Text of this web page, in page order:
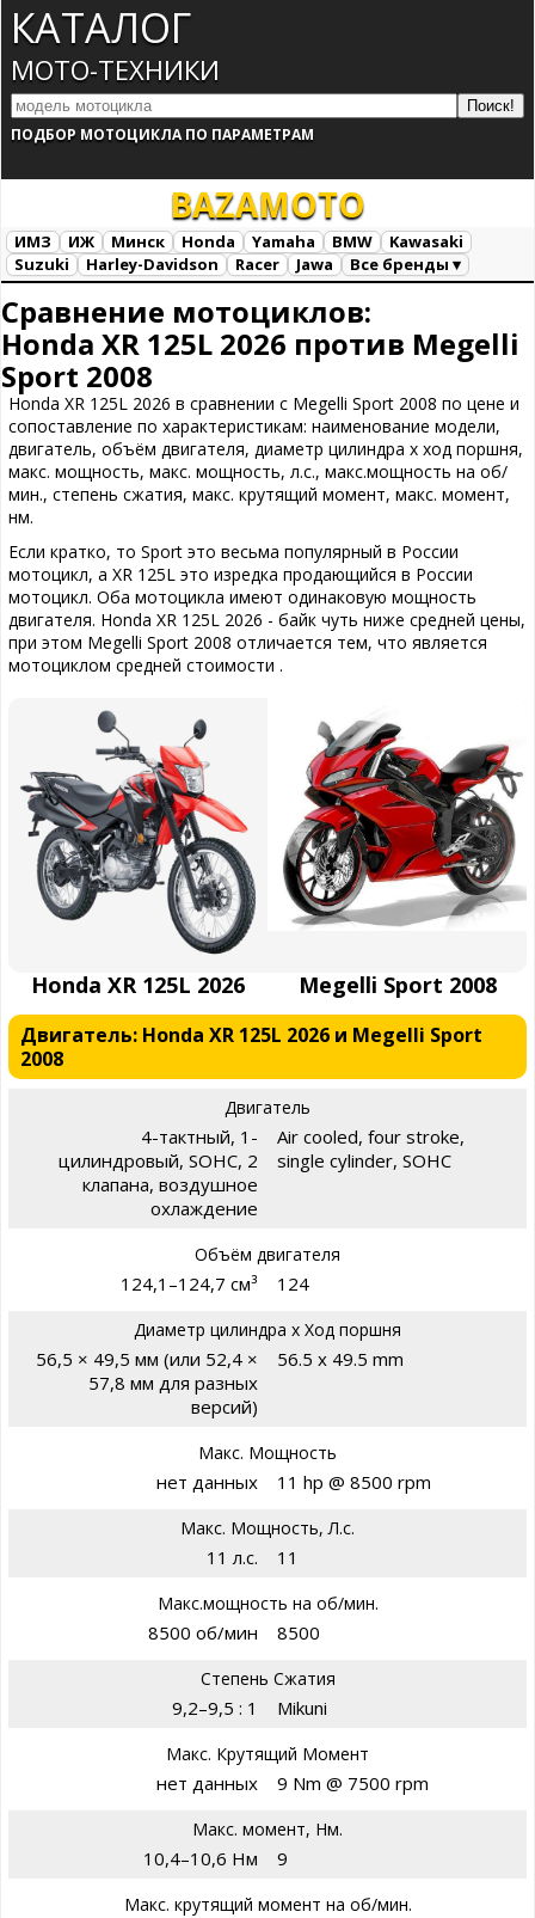
КАТАЛОГ
МОТО-ТЕХНИКИ
ПОДБОР МОТОЦИКЛА ПО ПАРАМЕТРАМ
BAZAMOTO
ИМЗ ИЖ Минск Honda Yamaha BMW
Kawasaki
Suzuki
Harley-Davidson Racer Jawa
Все бренды ▾
Сравнение мотоциклов:
Honda XR 125L 2026 против Megelli
Sport 2008
Honda XR 125L 2026 в сравнении с Megelli Sport 2008 по цене и
сопоставление по характеристикам: наименование модели,
двигатель, объём двигателя, диаметр цилиндра х ход поршня,
макс. мощность, макс. мощность, л.с., макс.мощность на об/
мин., степень сжатия, макс. крутящий момент, макс. момент,
нм.
Если кратко, то Sport это весьма популярный в России
мотоцикл, а XR 125L это изредка продающийся в России
мотоцикл. Оба мотоцикла имеют одинаковую мощность
двигателя. Honda XR 125L 2026 - байк чуть ниже средней цены,
при этом Megelli Sport 2008 отличается тем, что является
мотоциклом средней стоимости .
Honda XR 125L 2026 Megelli Sport 2008
Двигатель: Honda XR 125L 2026 и Megelli Sport
2008
Двигатель
4-тактный, 1-
цилиндровый, SOHC, 2
клапана, воздушное
охлаждение
Air cooled, four stroke,
single cylinder, SOHC
Объём двигателя
124,1–124,7 см³ 124
Диаметр цилиндра х Ход поршня
56,5 × 49,5 мм (или 52,4 ×
57,8 мм для разных
версий)
56.5 x 49.5 mm
Макс. Мощность
нет данных 11 hp @ 8500 rpm
Макс. Мощность, Л.с.
11 л.с. 11
Макс.мощность на об/мин.
8500 об/мин 8500
Степень Сжатия
9,2–9,5 : 1 Mikuni
Макс. Крутящий Момент
нет данных 9 Nm @ 7500 rpm
Макс. момент, Нм.
10,4–10,6 Нм 9
Макс. крутящий момент на об/мин.